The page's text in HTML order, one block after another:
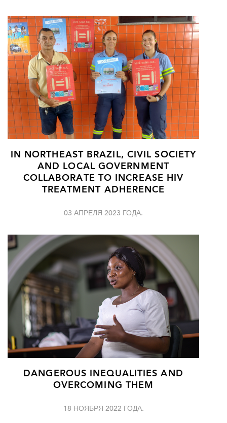
IN NORTHEAST BRAZIL, CIVIL SOCIETY
AND LOCAL GOVERNMENT
COLLABORATE TO INCREASE HIV
TREATMENT ADHERENCE
03 АПРЕЛЯ 2023 ГОДА.
DANGEROUS INEQUALITIES AND
OVERCOMING THEM
18 НОЯБРЯ 2022 ГОДА.